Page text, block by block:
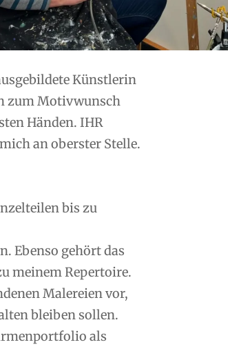
Künstlerin
zum Motivwunsch
Händen. IHR
an oberster Stelle.
bis zu
Ebenso gehört das
meinem Repertoire.
Malereien vor,
bleiben sollen.
als